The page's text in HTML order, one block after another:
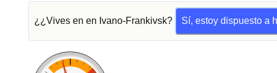
¿¿Vives en en Ivano-Frankivsk? Sí, estoy dispuesto a